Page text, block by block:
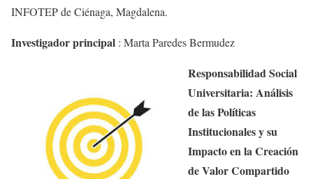
INFOTEP de Ciénaga, Magdalena.
Investigador principal : Marta ParedesBermudez
Responsabilidad Social
Universitaria: Análisis
de las Políticas
Institucionales y su
Impacto en la Creación
de Valor Compartido